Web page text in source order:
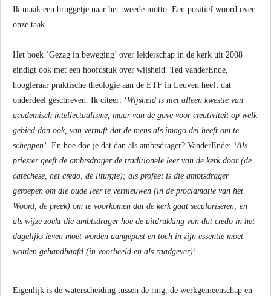
Ik maak een bruggetje naar het tweede motto: Een positief woord over
onze taak.
Het boek ‘Gezag in beweging’ over leiderschap in de kerk uit 2008
eindigt ook met een hoofdstuk over wijsheid. Ted vanderEnde,
hoogleraar praktische theologie aan de ETF in Leuven heeft dat
onderdeel geschreven. Ik citeer: ‘Wijsheid is niet alleen kwestie van
academisch intellectualisme, maar van de gave voor creativiteit op welk
gebied dan ook, van vernuft dat de mens als imago dei heeft om te
scheppen’. En hoe doe je dat dan als ambtsdrager? VanderEnde: ‘Als
priester geeft de ambtsdrager de traditionele leer van de kerk door (de
catechese, het credo, de liturgie); als profeet is die ambtsdrager
geroepen om die oude leer te vernieuwen (in de proclamatie van het
Woord, de preek) om te voorkomen dat de kerk gaat seculariseren; en
als wijze zoekt die ambtsdrager hoe de uitdrukking van dat credo in het
dagelijks leven moet worden aangepast en toch in zijn essentie moet
worden gehandhaafd (in voorbeeld en als raadgever)’.
Eigenlijk is de waterscheiding tussen de ring, de werkgemeenschap en